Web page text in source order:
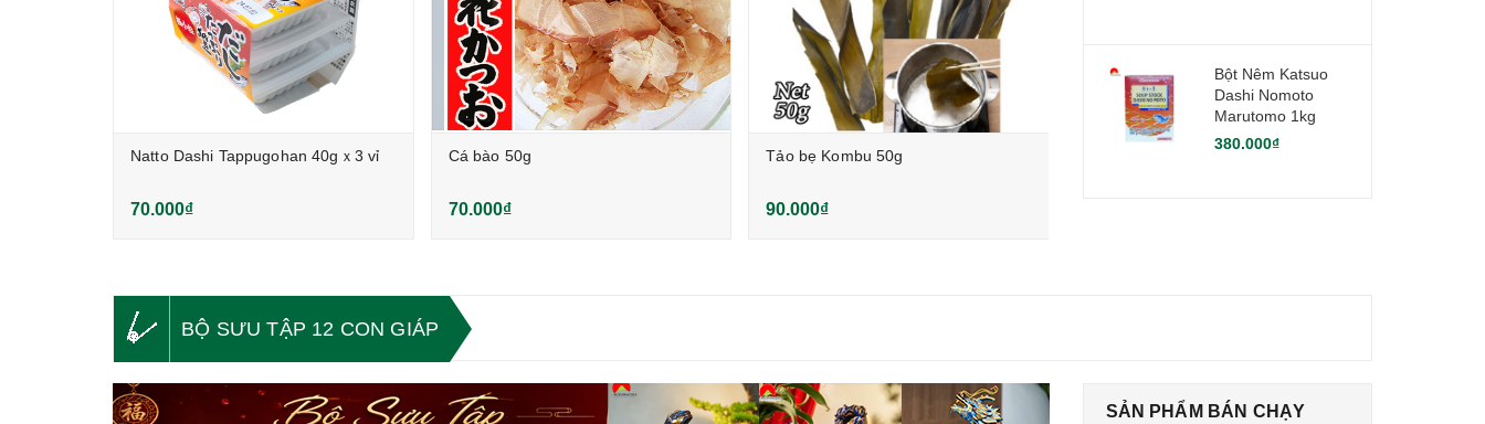
Natto Dashi Tappugohan 40gｘ3 vỉ
70.000₫
Cá bào 50g
70.000₫
Tảo bẹ Kombu 50g
90.000₫
Bột Nêm Katsuo
Dashi Nomoto
Marutomo 1kg
380.000₫
BỘ SƯU TẬP 12 CON GIÁP
SẢN PHẨM BÁN CHẠY